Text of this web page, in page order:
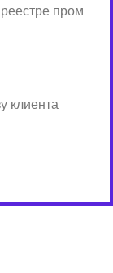
пром
клиента